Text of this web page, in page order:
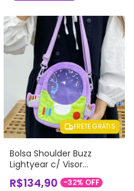
FRETE GRÁTIS
Bolsa Shoulder Buzz
Lightyear c/ Visor
Transparente
R$134,90 -32% OFF